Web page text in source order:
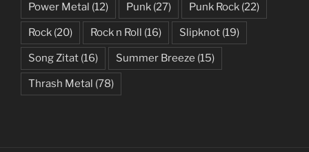
Power Metal (12) Punk (27) Punk Rock (22)
Rock (20) Rock n Roll (16) Slipknot (19)
Song Zitat (16) Summer Breeze (15)
Thrash Metal (78)